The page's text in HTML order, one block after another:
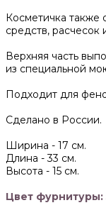
Косметичка также
средств, расчесок
Верхняя часть
из специальной
Подходит для
Сделано в России.
Ширина - 17 см.
Длина -33 см.
Высота - 15 см.
Цвет фурнитуры: